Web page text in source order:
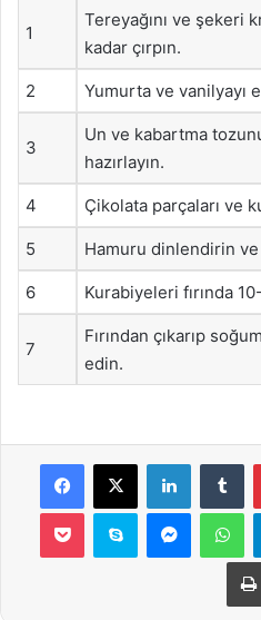
1
Tereyağını ve şekeri
kadar çırpın.
2 Yumurta ve vanilyayı
3
Un ve kabartma
hazırlayın.
4 Çikolata parçaları ve
5 Hamuru dinlendirin ve
6 Kurabiyeleri fırında
7
Fırından çıkarıp
edin.
Facebook
X LinkedIn
Pocket Skype